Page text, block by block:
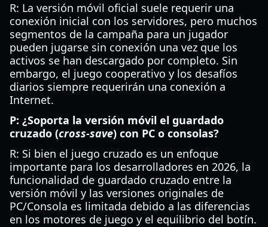
R: La versión móvil oficial suele requerir una
conexión inicial con los servidores, pero muchos
segmentos de la campaña para un jugador
pueden jugarse sin conexión una vez que los
activos se han descargado por completo. Sin
embargo, el juego cooperativo y los desafíos
diarios siempre requerirán una conexión a
Internet.
P: ¿Soporta la versión móvil el guardado
cruzado (cross-save) con PC o consolas?
R: Si bien el juego cruzado es un enfoque
importante para los desarrolladores en 2026, la
funcionalidad de guardado cruzado entre la
versión móvil y las versiones originales de
PC/Consola es limitada debido a las diferencias
en los motores de juego y el equilibrio del botín.